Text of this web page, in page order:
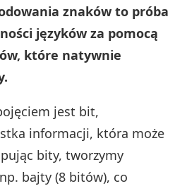
znaków to próba
języków za pomocą
które natywnie
jest bit,
informacji, która może
bity, tworzymy
bajty (8 bitów), co